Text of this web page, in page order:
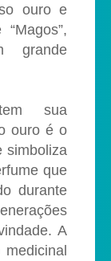
ouro e
grande
sua
ouro é o
simboliza
que
durante
A